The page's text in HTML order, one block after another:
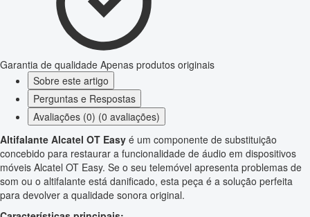
Garantia de qualidade Apenas produtos originais
Sobre este artigo
Perguntas e Respostas
Avaliações (0) (0 avaliações)
Altifalante Alcatel OT Easy é um componente de substituição
concebido para restaurar a funcionalidade de áudio em dispositivos
móveis Alcatel OT Easy. Se o seu telemóvel apresenta problemas de
som ou o altifalante está danificado, esta peça é a solução perfeita
para devolver a qualidade sonora original.